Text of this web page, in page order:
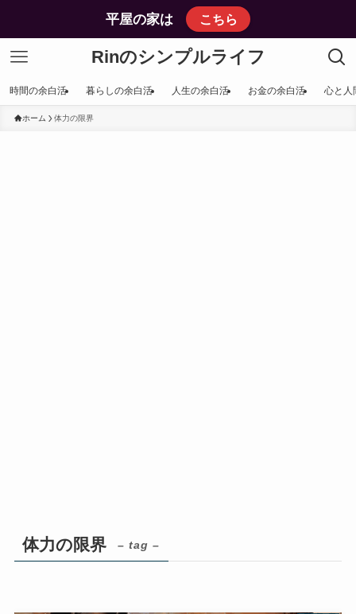
平屋の家は こちら
Rinのシンプルライフ
時間の余白活 暮らしの余白活 人生の余白活 お金の余白活 心と人
ホーム 体力の限界
体力の限界 – tag –